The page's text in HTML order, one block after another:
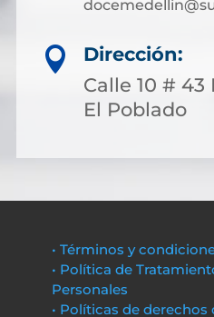

Dirección:
Calle 10 # 43
El Poblado
• Términos y
• Política de
Personales
• Políticas de derechos